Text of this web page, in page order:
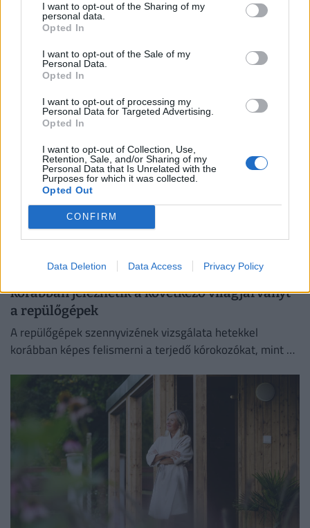
I want to opt-out of the Sharing of my
personal data.
Opted In
I want to opt-out of the Sale of my
Personal Data.
Opted In
I want to opt-out of processing my
Personal Data for Targeted Advertising.
Opted In
I want to opt-out of Collection, Use,
Retention, Sale, and/or Sharing of my
Personal Data that Is Unrelated with the
Purposes for which it was collected.
Opted Out
CONFIRM
Data Deletion Data Access Privacy Policy
mobilozás: észre sem vesszük, és máris kész a
Egyre több figyelem irányul arra, hogy a folyamatos
képernyőhasználat milyen apró változásokat idézhet elő
Erre senki sem számított: már hetekkel
korábban jelezhetik a következő világjárványt
a repülőgépek
A repülőgépek szennyvizének vizsgálata hetekkel
korábban képes felismerni a terjedő kórokozókat, mint a
módszerek.